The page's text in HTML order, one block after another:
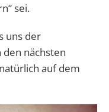
sei.
uns der
den nächsten
auf dem